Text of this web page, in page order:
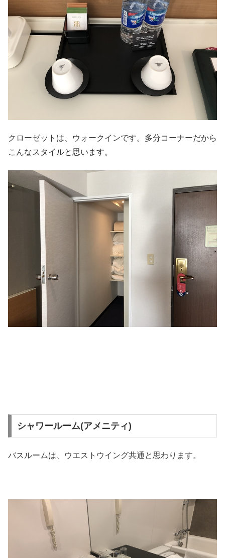
クローゼットは、ウォークインです。多分コーナーだから
こんなスタイルと思います。
シャワールーム(アメニティ)
バスルームは、ウエストウイング共通と思わります。